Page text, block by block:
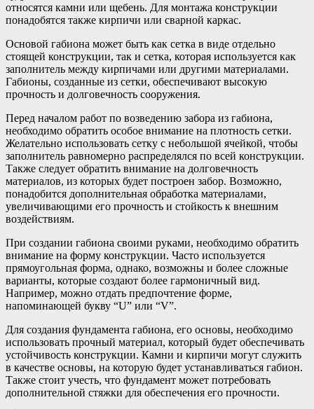
относятся камни или щебень. Для монтажа конструкции
понадобятся также кирпичи или сварной каркас.
Основой габиона может быть как сетка в виде отдельно
стоящей конструкции, так и сетка, которая используется как
заполнитель между кирпичами или другими материалами.
Габионы, созданные из сетки, обеспечивают высокую
прочность и долговечность сооружения.
Перед началом работ по возведению забора из габиона,
необходимо обратить особое внимание на плотность сетки.
Желательно использовать сетку с небольшой ячейкой, чтобы
заполнитель равномерно распределялся по всей конструкции.
Также следует обратить внимание на долговечность
материалов, из которых будет построен забор. Возможно,
понадобится дополнительная обработка материалами,
увеличивающими его прочность и стойкость к внешним
воздействиям.
При создании габиона своими руками, необходимо обратить
внимание на форму конструкции. Часто используется
прямоугольная форма, однако, возможны и более сложные
варианты, которые создают более гармоничный вид.
Например, можно отдать предпочтение форме,
напоминающей букву “U” или “V”.
Для создания фундамента габиона, его основы, необходимо
использовать прочный материал, который будет обеспечивать
устойчивость конструкции. Камни и кирпичи могут служить
в качестве основы, на которую будет устанавливаться габион.
Также стоит учесть, что фундамент может потребовать
дополнительной стяжки для обеспечения его прочности.